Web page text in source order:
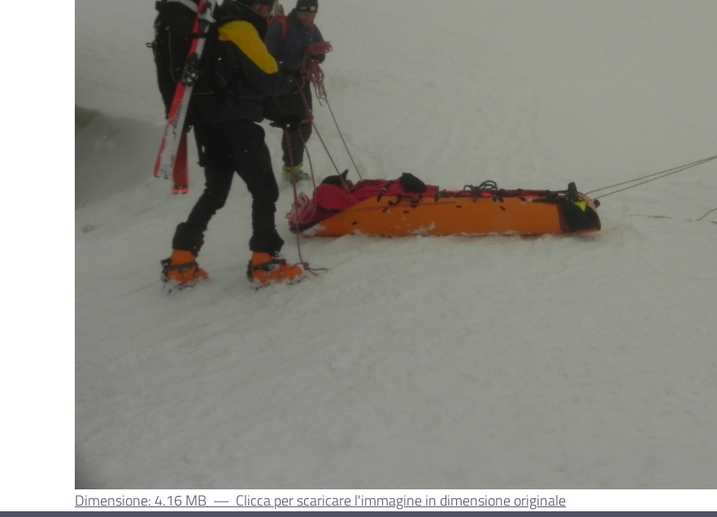
Dimensione: 4.16 MB — Clicca per scaricare l'immagine in dimensione originale